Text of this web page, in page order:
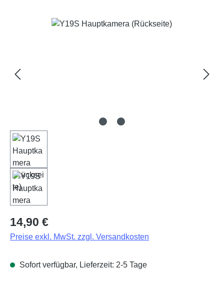
Bildergalerie überspringen
Regulärer Preis:
14,90 €
Preise exkl. MwSt. zzgl. Versandkosten
Sofort verfügbar, Lieferzeit: 2-5 Tage